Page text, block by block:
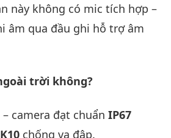
này không có mic tích hợp –
âm qua đầu ghi hỗ trợ âm
trời không?
camera đạt chuẩn IP67
chống va đập.